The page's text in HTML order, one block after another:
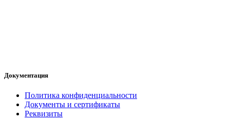
Документация
Политика конфиденциальности
Документы и сертификаты
Реквизиты